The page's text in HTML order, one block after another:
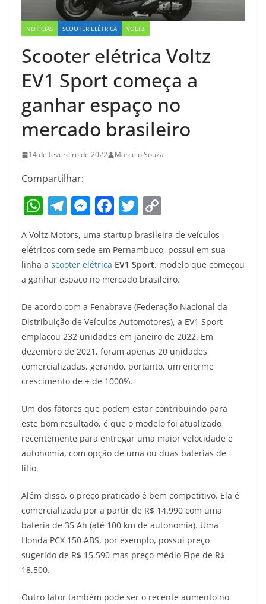
NOTÍCIAS SCOOTER ELÉTRICA VOLTZ
Scooter elétrica Voltz
EV1 Sport começa a
ganhar espaço no
mercado brasileiro
14 de fevereiro de 2022 Marcelo Souza
Compartilhar:
W
at
s
A
p
p
T
e
gr
a
m
M
ss
e
n
g
er
F
c
e
b
o
o
k
T
itt
er
o
p
y
Li
n
k
A Voltz Motors, uma startup brasileira de veículos
elétricos com sede em Pernambuco, possui em sua
linha a scooter elétrica EV1 Sport, modelo que começou
a ganhar espaço no mercado brasileiro.
De acordo com a Fenabrave (Federação Nacional da
Distribuição de Veículos Automotores), a EV1 Sport
emplacou 232 unidades em janeiro de 2022. Em
dezembro de 2021, foram apenas 20 unidades
comercializadas, gerando, portanto, um enorme
crescimento de + de 1000%.
Um dos fatores que podem estar contribuindo para
este bom resultado, é que o modelo foi atualizado
recentemente para entregar uma maior velocidade e
autonomia, com opção de uma ou duas baterias de
lítio.
Além disso, o preço praticado é bem competitivo. Ela é
comercializada por a partir de R$ 14.990 com uma
bateria de 35 Ah (até 100 km de autonomia). Uma
Honda PCX 150 ABS, por exemplo, possui preço
sugerido de R$ 15.590 mas preço médio Fipe de R$
18.500.
Outro fator também pode ser o recente aumento no